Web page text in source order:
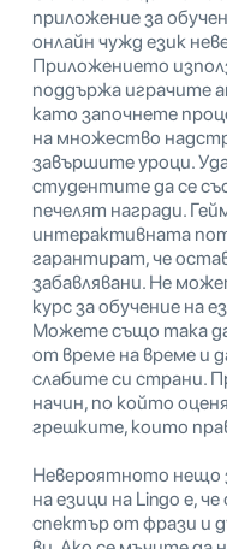
приложение за
онлайн чужд език
Приложението
поддържа играчите
като започнете
на множество
завършите уроци.
студентите да се
печелят награди.
интерактивната
гарантират, че
забавлявани. Не
курс за обучение на
Можете също така
от време на време и
слабите си страни.
начин, по който
грешките, които
Невероятното нещо
на езици на Lingo е,
спектър от фрази и